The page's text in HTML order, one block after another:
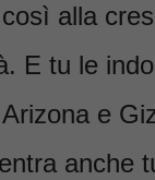
alla
E tu le
e
anche